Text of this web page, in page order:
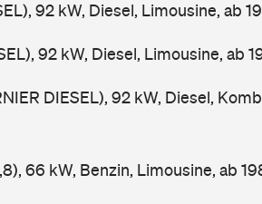
92 kW, Diesel, Limousine, ab
92 kW, Diesel, Limousine, ab
DIESEL), 92 kW, Diesel,
66 kW, Benzin, Limousine, ab